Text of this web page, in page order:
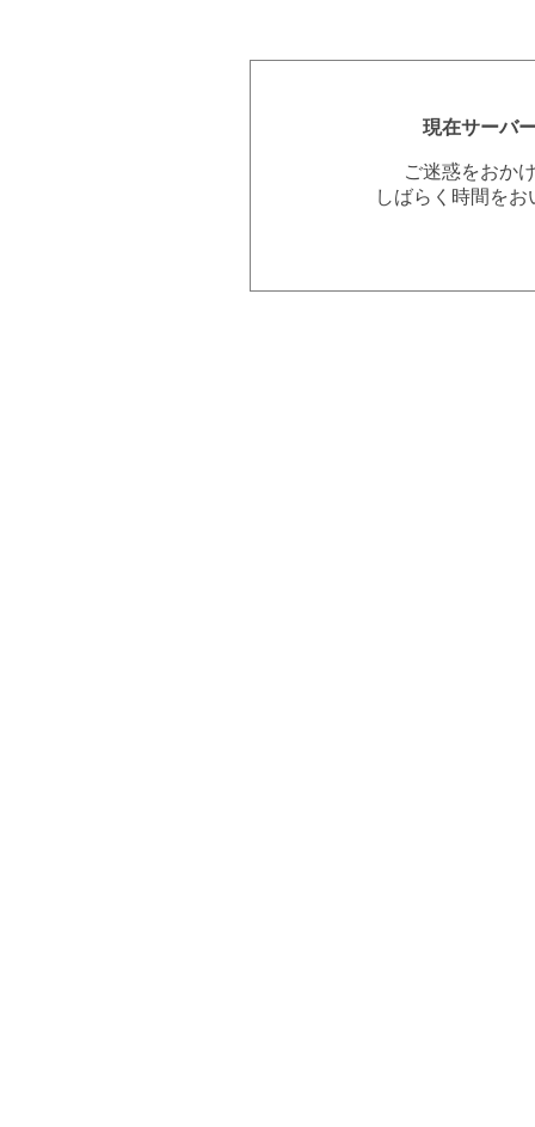
現在サーバ
ご迷惑をおか
しばらく時間を